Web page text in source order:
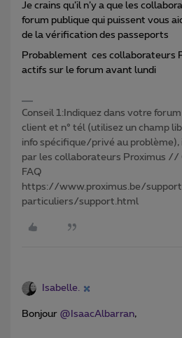
Je crains qu’il n’y a que les
forum publique qui puissent vous
de la vérification des passeports
Probablement ces collaborateurs
actifs sur le forum avant lundi
Conseil 1:Indiquez dans votre
client et n° tél (utilisez un champ
info spécifique/privé au problème),
par les collaborateurs Proximus //
FAQ
https://www.proximus.be/
particuliers/support.html
Isabelle.
Bonjour @IsaacAlbarran,